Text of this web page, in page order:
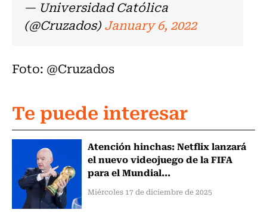
— Universidad Católica
(@Cruzados)January 6, 2022
Foto: @Cruzados
Te puede interesar
Atención hinchas: Netflix lanzará
el nuevo videojuego de la FIFA
para el Mundial...
Miércoles 17 de diciembre de 2025